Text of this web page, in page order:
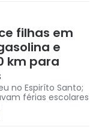
filhas em
e
km para
no Espiríto Santo;
férias escolares